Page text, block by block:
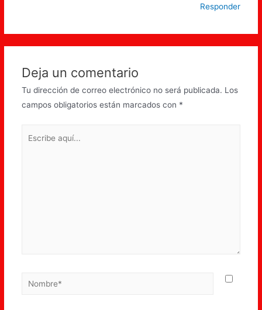
Responder
Deja un comentario
Tu dirección de correo electrónico no será publicada. Los
campos obligatorios están marcados con *